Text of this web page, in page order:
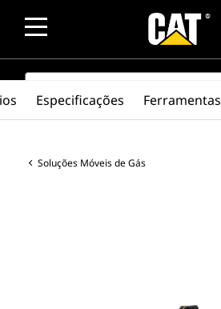
SEARCH
Soluções Móveis de Gás
Especificações Ferramentas